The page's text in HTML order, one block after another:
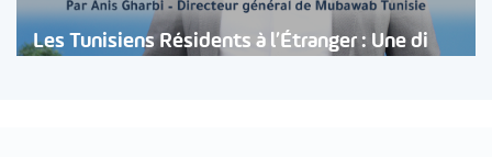
Les Tunisiens Résidents à l’Étranger : Une di